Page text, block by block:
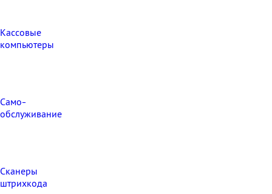
Кассовые
компьютеры
Само-
обслуживание
Сканеры
штрихкода